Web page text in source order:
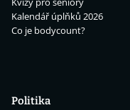
Kalendář úplňků 2026
Co je bodycount?
Politika